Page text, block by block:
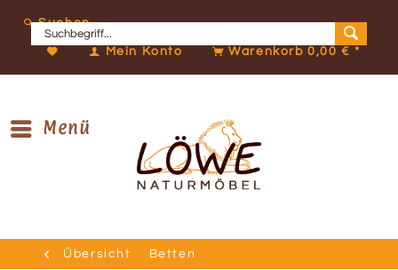
Suchen
Mein Konto Warenkorb0,00 € *
Menü
Übersicht Betten